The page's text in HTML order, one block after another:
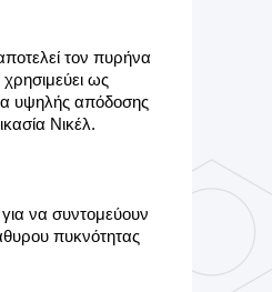
τον πυρήνα
ως
υψηλής απόδοσης
Νικέλ.
να συντομεύουν
πυκνότητας